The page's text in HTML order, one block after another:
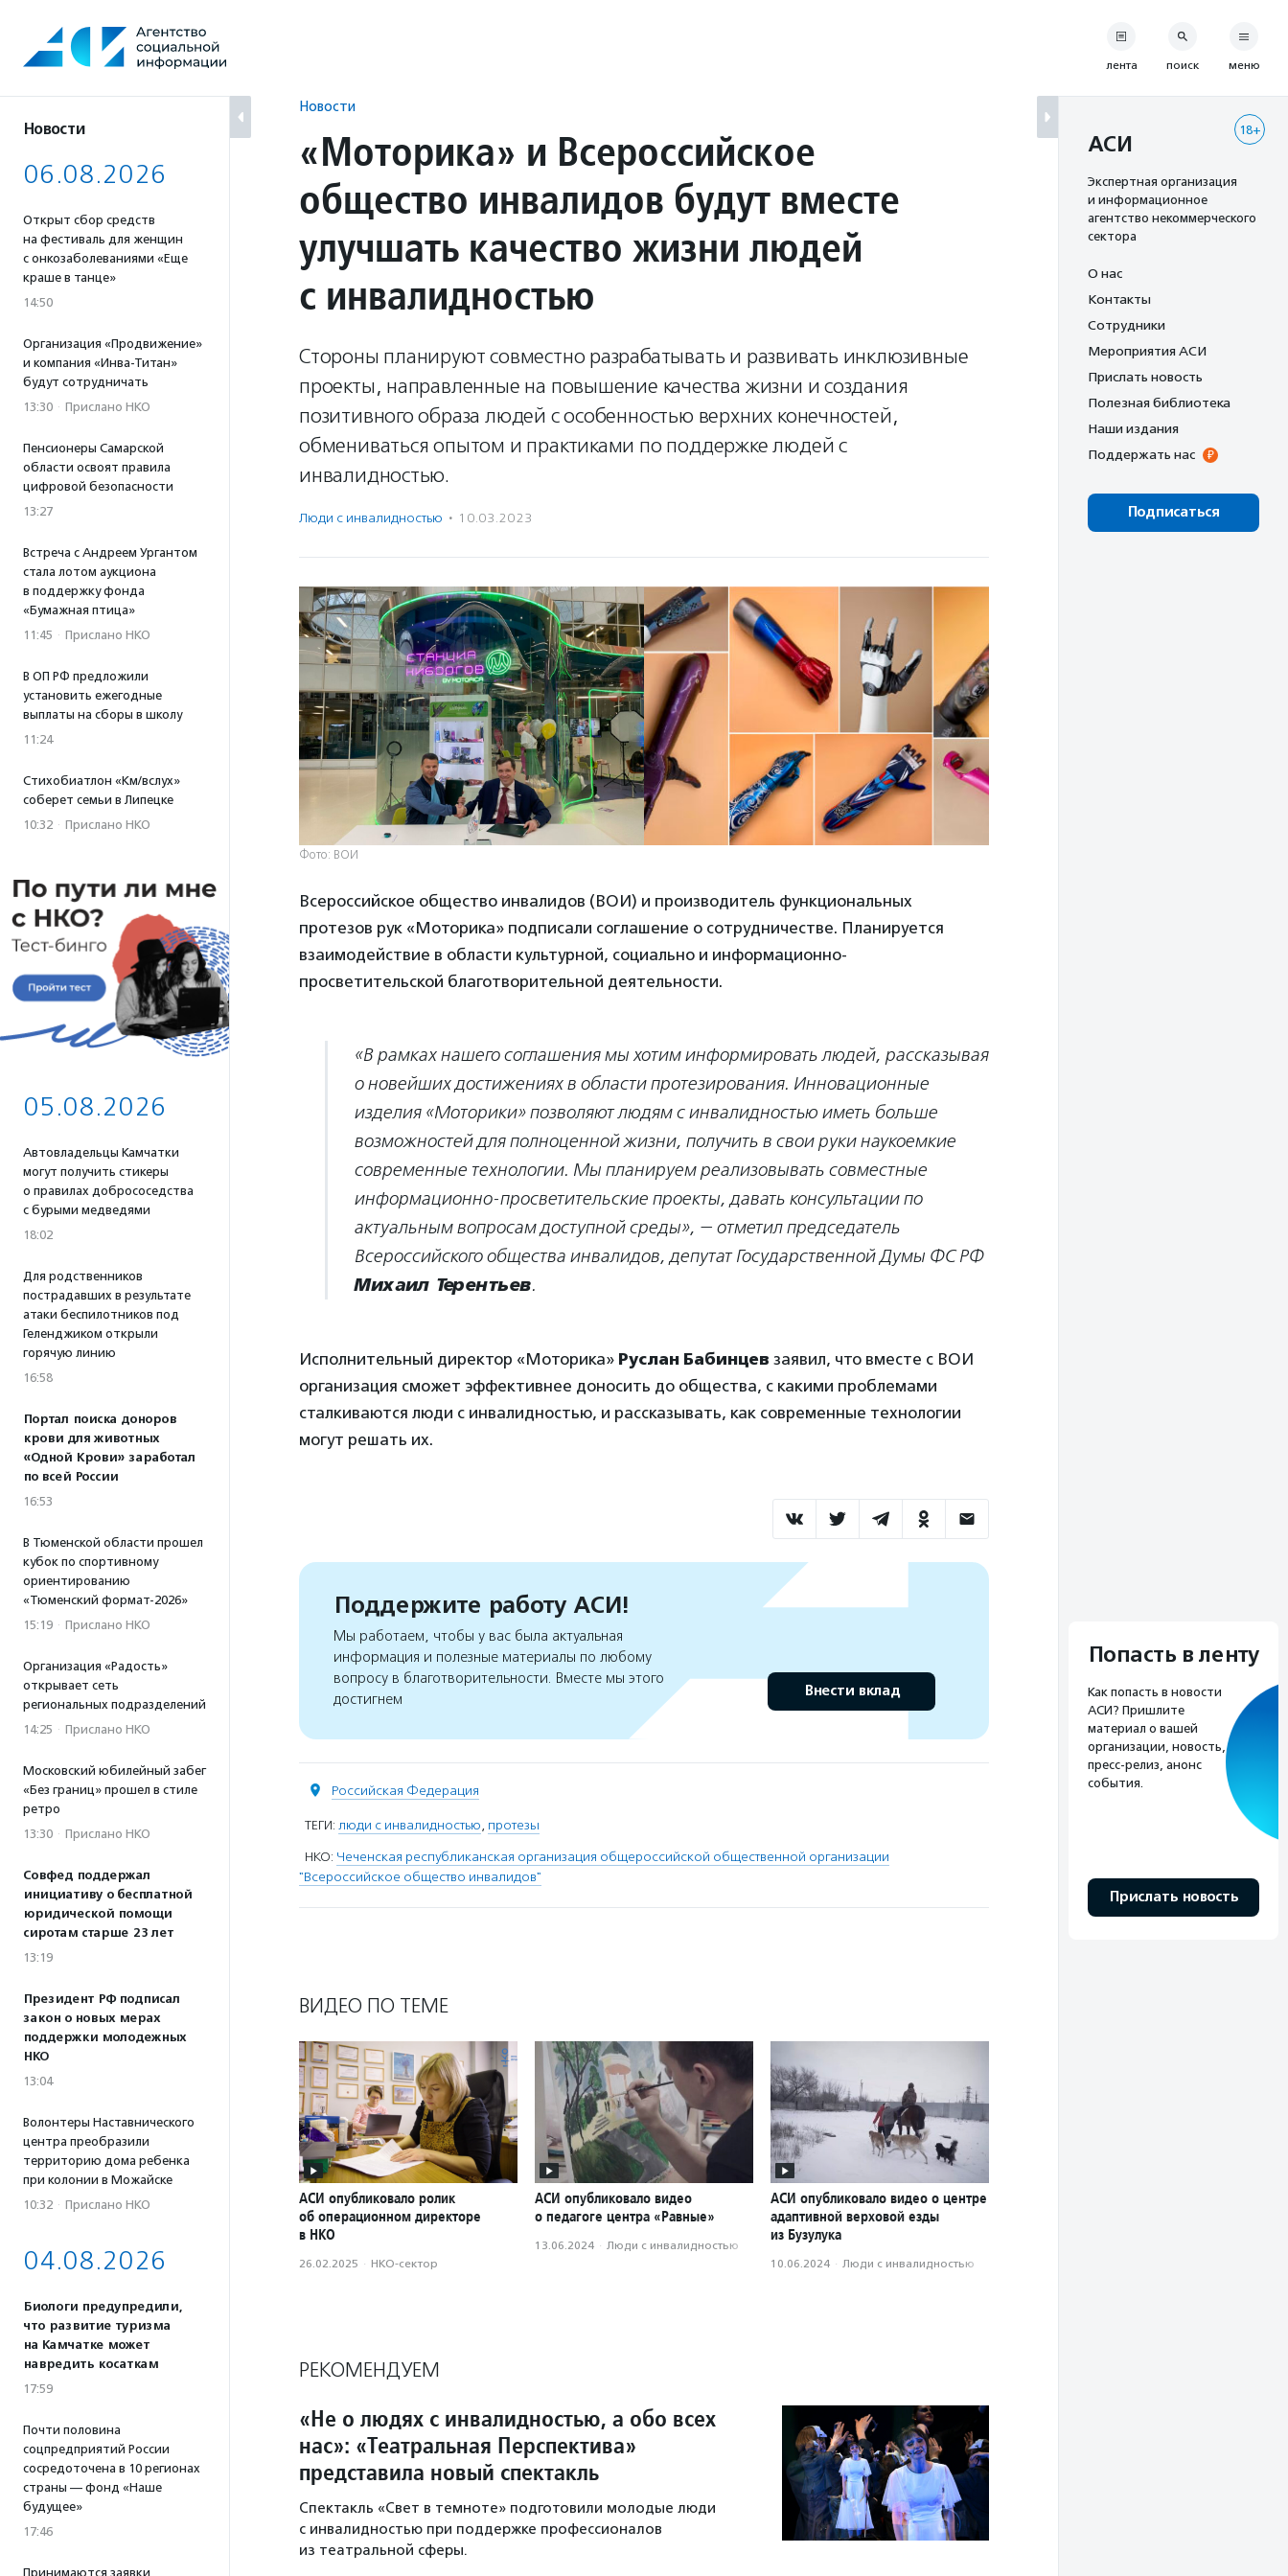
содержанию
Новости
06.08.2026
Открыт сбор средств
на фестиваль для женщин
с онкозаболеваниями «Еще
краше в танце»
14:50
Организация «Продвижение»
и компания «Инва-Титан»
будут сотрудничать
13:30 · Прислано НКО
Пенсионеры Самарской
области освоят правила
цифровой безопасности
13:27
Встреча с Андреем Ургантом
стала лотом аукциона
в поддержку фонда
«Бумажная птица»
11:45 · Прислано НКО
В ОП РФ предложили
установить ежегодные
выплаты на сборы в школу
11:24
Стихобиатлон «Км/вслух»
соберет семьи в Липецке
10:32 · Прислано НКО
05.08.2026
Автовладельцы Камчатки
могут получить стикеры
о правилах добрососедства
с бурыми медведями
18:02
Для родственников
пострадавших в результате
атаки беспилотников под
Геленджиком открыли
горячую линию
16:58
Портал поиска доноров
крови для животных
«Одной Крови» заработал
по всей России
16:53
В Тюменской области прошел
кубок по спортивному
ориентированию
«Тюменский формат-2026»
15:19 · Прислано НКО
Организация «Радость»
открывает сеть
региональных подразделений
14:25 · Прислано НКО
Московский юбилейный забег
«Без границ» прошел в стиле
ретро
13:30 · Прислано НКО
Совфед поддержал
инициативу о бесплатной
юридической помощи
сиротам старше 23 лет
13:19
Президент РФ подписал
закон о новых мерах
поддержки молодежных
НКО
13:04
Волонтеры Наставнического
центра преобразили
территорию дома ребенка
при колонии в Можайске
10:32 · Прислано НКО
04.08.2026
Биологи предупредили,
что развитие туризма
на Камчатке может
навредить косаткам
17:59
Почти половина
соцпредприятий России
сосредоточена в 10 регионах
страны — фонд «Наше
будущее»
17:46
Принимаются заявки
Новости
«Моторика» и Всероссийское
общество инвалидов будут вместе
улучшать качество жизни людей
с инвалидностью
Стороны планируют совместно разрабатывать и развивать инклюзивные
проекты, направленные на повышение качества жизни и создания
позитивного образа людей с особенностью верхних конечностей,
обмениваться опытом и практиками по поддержке людей с
инвалидностью.
Люди с инвалидностью · 10.03.2023
Фото: ВОИ
Всероссийское общество инвалидов (ВОИ) и производитель функциональных
протезов рук «Моторика» подписали соглашение о сотрудничестве. Планируется
взаимодействие в области культурной, социально и информационно-
просветительской благотворительной деятельности.
«В рамках нашего соглашения мы хотим информировать людей, рассказывая
о новейших достижениях в области протезирования. Инновационные
изделия «Моторики» позволяют людям с инвалидностью иметь больше
возможностей для полноценной жизни, получить в свои руки наукоемкие
современные технологии. Мы планируем реализовывать совместные
информационно-просветительские проекты, давать консультации по
актуальным вопросам доступной среды», — отметил председатель
Всероссийского общества инвалидов, депутат Государственной Думы ФС РФ
Михаил Терентьев.
Исполнительный директор «Моторика» Руслан Бабинцев заявил, что вместе с ВОИ
организация сможет эффективнее доносить до общества, с какими проблемами
сталкиваются люди с инвалидностью, и рассказывать, как современные технологии
могут решать их.
Поддержите работу АСИ!
Мы работаем, чтобы у вас была актуальная
информация и полезные материалы по любому
вопросу в благотворительности. Вместе мы этого
достигнем
Внести вклад
Российская Федерация
ТЕГИ: люди с инвалидностью, протезы
НКО: Чеченская республиканская организация общероссийской общественной организации
"Всероссийское общество инвалидов"
ВИДЕО ПО ТЕМЕ
АСИ опубликовало ролик
об операционном директоре
в НКО
26.02.2025 · НКО-сектор
АСИ опубликовало видео
о педагоге центра «Равные»
13.06.2024 · Люди с инвалидностью
АСИ опубликовало видео о центре
адаптивной верховой езды
из Бузулука
10.06.2024 · Люди с инвалидностью
РЕКОМЕНДУЕМ
«Не о людях с инвалидностью, а обо всех
нас»: «Театральная Перспектива»
представила новый спектакль
Спектакль «Свет в темноте» подготовили молодые люди
с инвалидностью при поддержке профессионалов
из театральной сферы.
лента поиск меню
18+
АСИ
Экспертная организация
и информационное
агентство некоммерческого
сектора
О нас
Контакты
Сотрудники
Мероприятия АСИ
Прислать новость
Полезная библиотека
Наши издания
Поддержать нас
Подписаться
Попасть в ленту
Как попасть в новости
АСИ? Пришлите
материал о вашей
организации, новость,
пресс-релиз, анонс
события.
Прислать новость